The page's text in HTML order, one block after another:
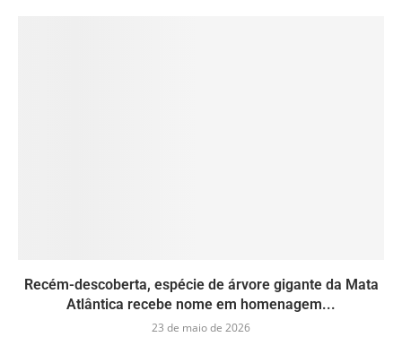
Recém-descoberta, espécie de árvore gigante da Mata
Atlântica recebe nome em homenagem...
23 de maio de 2026